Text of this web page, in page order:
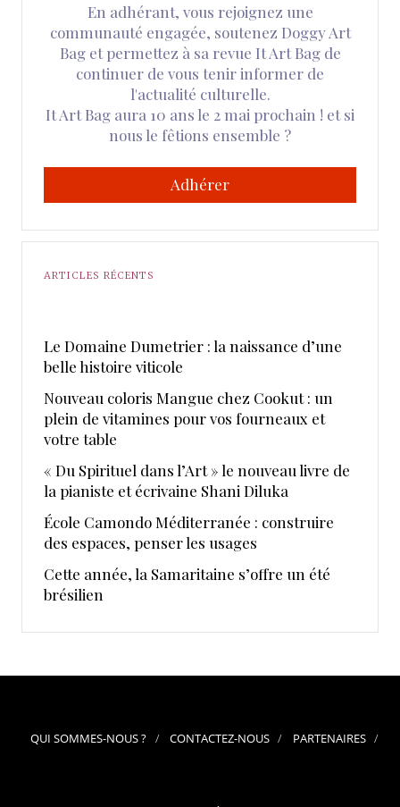
En adhérant, vous rejoignez une
communauté engagée, soutenez Doggy Art
Bag et permettez à sa revue It Art Bag de
continuer de vous tenir informer de
l'actualité culturelle.
It Art Bag aura 10 ans le 2 mai prochain ! et si
nous le fêtions ensemble ?
Adhérer
ARTICLES RÉCENTS
Le Domaine Dumetrier : la naissance d’une
belle histoire viticole
Nouveau coloris Mangue chez Cookut : un
plein de vitamines pour vos fourneaux et
votre table
« Du Spirituel dans l’Art » le nouveau livre de
la pianiste et écrivaine Shani Diluka
École Camondo Méditerranée : construire
des espaces, penser les usages
Cette année, la Samaritaine s’offre un été
brésilien
QUI SOMMES-NOUS ? CONTACTEZ-NOUS PARTENAIRES